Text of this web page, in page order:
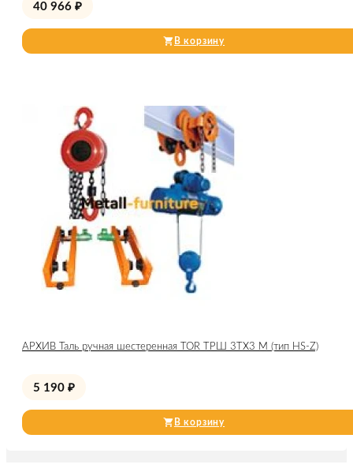
40 966 ₽
В корзину
АРХИВ Таль ручная шестеренная TOR ТРШ 3ТХ3 М (тип HS-Z)
5 190 ₽
В корзину